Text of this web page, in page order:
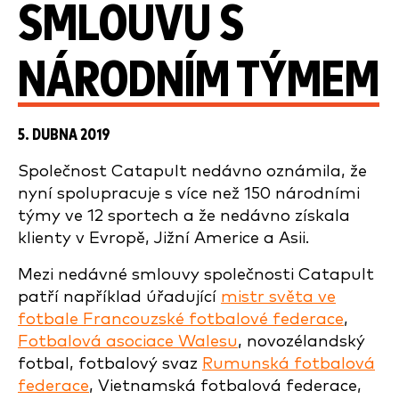
SMLOUVU S
NÁRODNÍM TÝMEM
5. DUBNA 2019
Společnost Catapult nedávno oznámila, že
nyní spolupracuje s více než 150 národními
týmy ve 12 sportech a že nedávno získala
klienty v Evropě, Jižní Americe a Asii.
Mezi nedávné smlouvy společnosti Catapult
patří například úřadující mistr světa ve
fotbale Francouzské fotbalové federace,
Fotbalová asociace Walesu, novozélandský
fotbal, fotbalový svaz Rumunská fotbalová
federace, Vietnamská fotbalová federace,